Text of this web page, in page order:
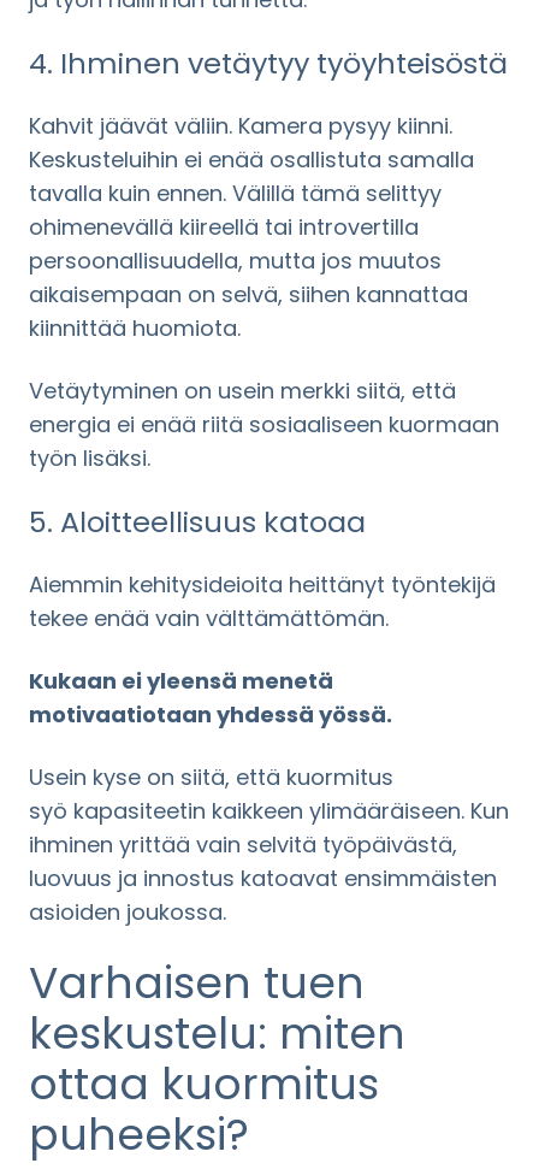
4. Ihminen vetäytyy työyhteisöstä
Kahvit jäävät väliin. Kamera pysyy kiinni.
Keskusteluihin ei enää osallistuta samalla
tavalla kuin ennen. Välillä tämä selittyy
ohimenevällä kiireellä tai introvertilla
persoonallisuudella, mutta jos muutos
aikaisempaan on selvä, siihen kannattaa
kiinnittää huomiota.
Vetäytyminen on usein merkki siitä, että
energia ei enää riitä sosiaaliseen kuormaan
työn lisäksi.
5. Aloitteellisuus katoaa
Aiemmin kehitysideioita heittänyt työntekijä
tekee enää vain välttämättömän.
Kukaan ei yleensä menetä
motivaatiotaan yhdessä yössä.
Usein kyse on siitä, että kuormitus
syö kapasiteetin kaikkeen ylimääräiseen. Kun
ihminen yrittää vain selvitä työpäivästä,
luovuus ja innostus katoavat ensimmäisten
asioiden joukossa.
Varhaisen tuen
keskustelu: miten
ottaa kuormitus
puheeksi?